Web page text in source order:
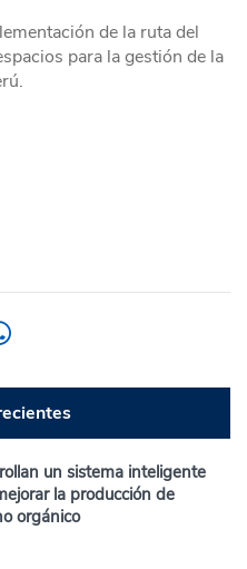
de la ruta del
para la gestión de la
un sistema inteligente
la producción de
orgánico